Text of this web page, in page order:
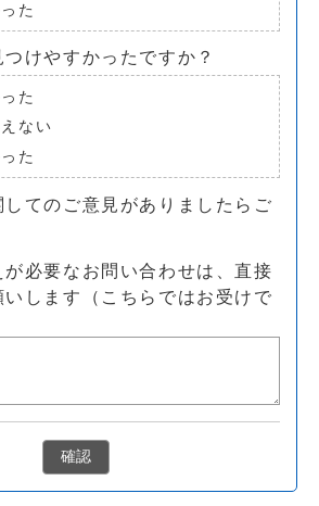
た
けやすかったですか？
た
ない
た
してのご意見がありましたらご
が必要なお問い合わせは、直接
します（こちらではお受けで
確認